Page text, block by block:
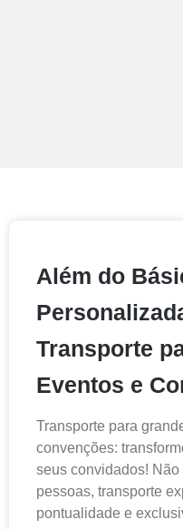
Além do
Transporte
Eventos e
Transporte para
convenções:
seus convidados!
pessoas, transporte
pontualidade e